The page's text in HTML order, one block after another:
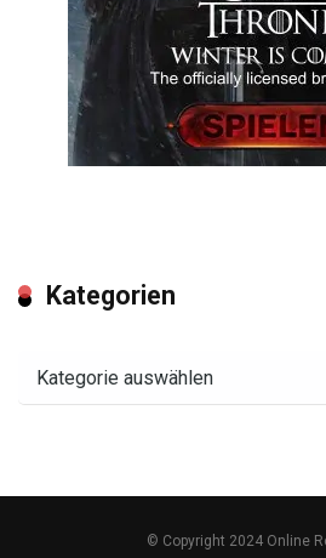
Kategorien
© Copyright 2024 Online